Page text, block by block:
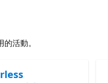
活動。